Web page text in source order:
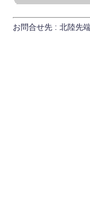
お問合せ先 : 北陸先